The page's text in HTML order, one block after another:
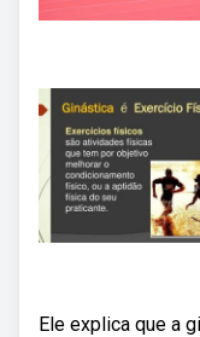
Ele explica que a